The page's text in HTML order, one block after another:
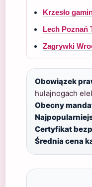
Krzesło
Lech Poznań
Zagrywki
Obowiązek
hulajnogach
Obecny
Certyfikat
Średnia cena